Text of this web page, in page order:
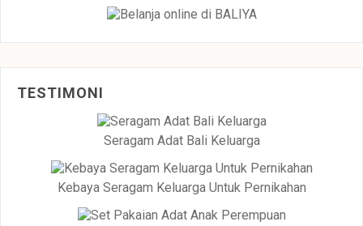
TESTIMONI
Seragam Adat Bali Keluarga
Kebaya Seragam Keluarga Untuk Pernikahan